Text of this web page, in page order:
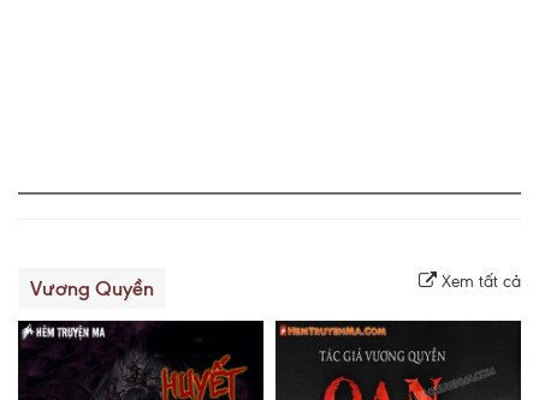
Vương Quyền Xem tất cả